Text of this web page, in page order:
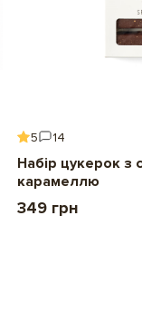
5 14
Набір цукерок з
карамеллю
349 грн